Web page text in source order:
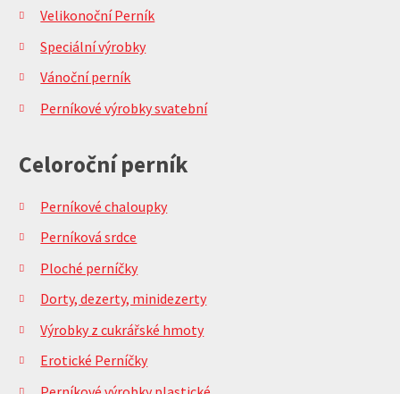
Velikonoční Perník
Speciální výrobky
Vánoční perník
Perníkové výrobky svatební
Celoroční perník
Perníkové chaloupky
Perníková srdce
Ploché perníčky
Dorty, dezerty, minidezerty
Výrobky z cukrářské hmoty
Erotické Perníčky